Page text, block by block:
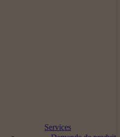
Services